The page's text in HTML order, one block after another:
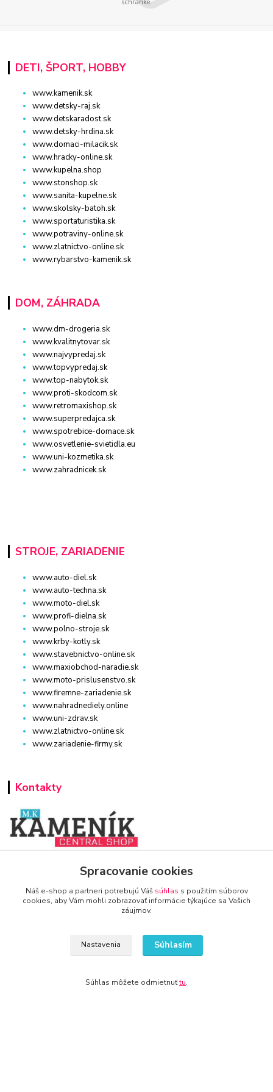
schránke.
DETI, ŠPORT, HOBBY
www.kamenik.sk
www.detsky-raj.sk
www.detskaradost.sk
www.detsky-hrdina.sk
www.domaci-milacik.sk
www.hracky-online.sk
www.kupelna.shop
www.stonshop.sk
www.sanita-kupelne.sk
www.skolsky-batoh.sk
www.sportaturistika.sk
www.potraviny-online.sk
www.zlatnictvo-online.sk
www.rybarstvo-kamenik.sk
DOM, ZÁHRADA
www.dm-drogeria.sk
www.kvalitnytovar.sk
www.najvypredaj.sk
www.topvypredaj.sk
www.top-nabytok.sk
www.proti-skodcom.sk
www.retromaxishop.sk
www.superpredajca.sk
www.spotrebice-domace.sk
www.osvetlenie-svietidla.eu
www.uni-kozmetika.sk
www.zahradnicek.sk
STROJE, ZARIADENIE
www.auto-diel.sk
www.auto-techna.sk
www.moto-diel.sk
www.profi-dielna.sk
www.polno-stroje.sk
www.krby-kotly.sk
www.stavebnictvo-online.sk
www.maxiobchod-naradie.sk
www.moto-prislusenstvo.sk
www.firemne-zariadenie.sk
www.nahradnediely.online
www.uni-zdrav.sk
www.zlatnictvo-online.sk
www.zariadenie-firmy.sk
Kontakty
www.zariadenie-firmy.sk
+421 940 949 000
Spracovanie cookies
Náš e-shop a partneri potrebujú Váš súhlas s použitím súborov
cookies, aby Vám mohli zobrazovať informácie týkajúce sa Vašich
záujmov.
Nastavenia Súhlasím
Súhlas môžete odmietnuťtu.